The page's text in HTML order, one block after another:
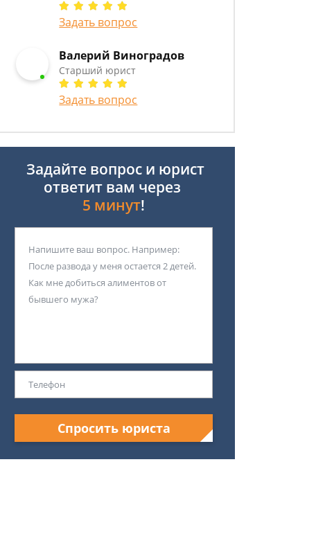
Задать вопрос
Валерий Виноградов
Старший юрист
Задать вопрос
Задайте вопрос и юрист
ответит вам через
5 минут!
Спросить юриста